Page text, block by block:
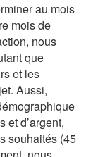
au mois
mois de
nous
que
et les
Aussi,
et d’argent,
souhaités (45